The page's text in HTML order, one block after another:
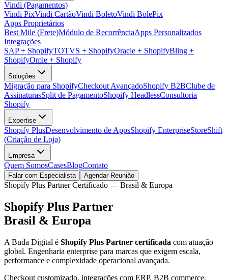
Vindi (Pagamentos)
Vindi PixVindi CartãoVindi BoletoVindi BolePix
Apps Proprietários
Best Mile (Frete)Módulo de RecorrênciaApps Personalizados
Integrações
SAP + ShopifyTOTVS + ShopifyOracle + ShopifyBling +
ShopifyOmie + Shopify
Soluções
Migração para ShopifyCheckout AvançadoShopify B2BClube de
AssinaturasSplit de PagamentoShopify HeadlessConsultoria
Shopify
Expertise
Shopify PlusDesenvolvimento de AppsShopify EnterpriseStoreShift
(Criação de Loja)
Empresa
Quem SomosCasesBlogContato
Falar com Especialista Agendar Reunião
Shopify Plus Partner Certificado — Brasil & Europa
Shopify Plus Partner
Brasil & Europa
A Buda Digital é Shopify Plus Partner certificada com atuação
global. Engenharia enterprise para marcas que exigem escala,
performance e complexidade operacional avançada.
Checkout customizado, integrações com ERP, B2B commerce,